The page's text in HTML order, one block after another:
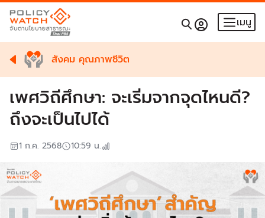
เมนู
สังคม คุณภาพชีวิต
เพศวิถีศึกษา: จะเริ่มจากจุดไหนดี?
ถึงจะเป็นไปได้
1 ก.ค. 2568 10:59 น.